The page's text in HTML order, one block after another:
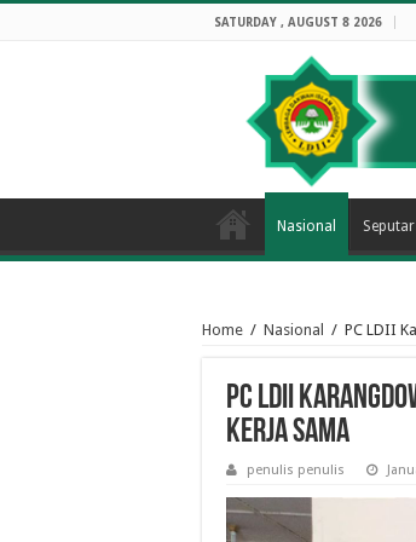
SATURDAY , AUGUST 8 2026
Nasional
Home / Nasional / PC LDII
PC LDII
Kerja sama
penulis penulis